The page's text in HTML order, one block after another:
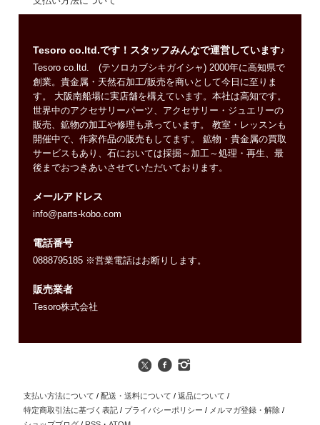
Tesoro co.ltd.です！スタッフみんなで運営しています♪
Tesoro co.ltd. (テソロカブシキガイシャ) 2000年に高知県で
創業。貴金属・天然石加工/販売を商いとして今日に至りま
す。 大阪南船場に実店舗を構えています。本社は高知です。
世界中のアクセサリーパーツ、アクセサリー・ジュエリーの
販売、鉱物の加工や修理も承っています。 教室・レッスンも
開催中で、作家作品の販売もしてます。 鉱物・貴金属の買取
サービスもあり、石においては採掘～加工～処理・再生、最
後までおつきあいさせていただいております。
メールアドレス
info@parts-kobo.com
電話番号
0888795185 ※営業電話はお断りします。
販売業者
Tesoro株式会社
支払い方法について / 配送・送料について / 返品について /
特定商取引法に基づく表記 / プライバシーポリシー / メルマガ登録・解除 /